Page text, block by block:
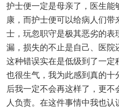
护士便一定是母亲了，医生能
康，而护士便可以给病人们带
士，玩忽职守是极其恶劣的表
漏，损失的不止是自己、医院
这种错误实在是低级到了一定
也很生气，我为此感到真的十
后我一定不会再这样了，更
人负责。在这件事情中我也